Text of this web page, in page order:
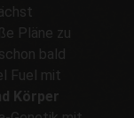
Pläne zu
bald
Fuel mit
Körper